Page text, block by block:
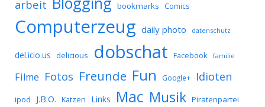
arbeit bookmarks Comics
Computerzeug daily photo datenschutz
del.icio.us delicious dobschat Facebook familie
Filme Fotos Freunde Fun Google+ Idioten
ipod J.B.O. Katzen Links Mac Musik Piratenpartei